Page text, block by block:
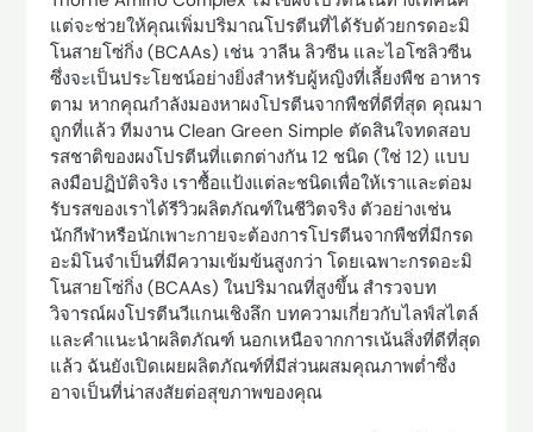
แต่จะช่วยให้คุณเพิ่มปริมาณโปรตีนที่ได้รับด้วยกรดอะมิ
โนสายโซ่กิ่ง (BCAAs) เช่น วาลีน ลิวซีน และไอโซลิวซีน
ซึ่งจะเป็นประโยชน์อย่างยิ่งสำหรับผู้หญิงที่เลี้ยงพืช อาหาร
ตาม หากคุณกำลังมองหาผงโปรตีนจากพืชที่ดีที่สุด คุณมา
ถูกที่แล้ว ทีมงาน Clean Green Simple ตัดสินใจทดสอบ
รสชาติของผงโปรตีนที่แตกต่างกัน 12 ชนิด (ใช่ 12) แบบ
ลงมือปฏิบัติจริง เราซื้อแป้งแต่ละชนิดเพื่อให้เราและต่อม
รับรสของเราได้รีวิวผลิตภัณฑ์ในชีวิตจริง ตัวอย่างเช่น
นักกีฬาหรือนักเพาะกายจะต้องการโปรตีนจากพืชที่มีกรด
อะมิโนจำเป็นที่มีความเข้มข้นสูงกว่า โดยเฉพาะกรดอะมิ
โนสายโซ่กิ่ง (BCAAs) ในปริมาณที่สูงขึ้น สำรวจบท
วิจารณ์ผงโปรตีนวีแกนเชิงลึก บทความเกี่ยวกับไลฟ์สไตล์
และคำแนะนำผลิตภัณฑ์ นอกเหนือจากการเน้นสิ่งที่ดีที่สุด
แล้ว ฉันยังเปิดเผยผลิตภัณฑ์ที่มีส่วนผสมคุณภาพต่ำซึ่ง
อาจเป็นที่น่าสงสัยต่อสุขภาพของคุณ